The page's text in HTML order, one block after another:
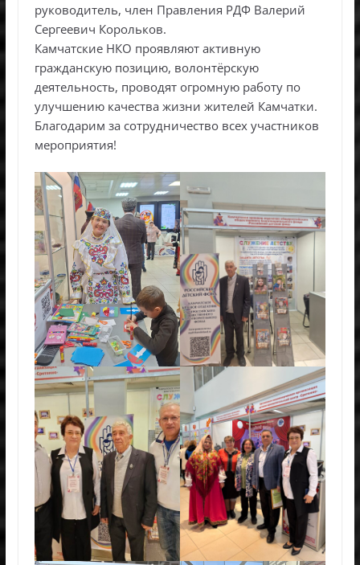
руководитель, член Правления РДФ Валерий
Сергеевич Корольков.
Камчатские НКО проявляют активную
гражданскую позицию, волонтёрскую
деятельность, проводят огромную работу по
улучшению качества жизни жителей Камчатки.
Благодарим за сотрудничество всех участников
мероприятия!